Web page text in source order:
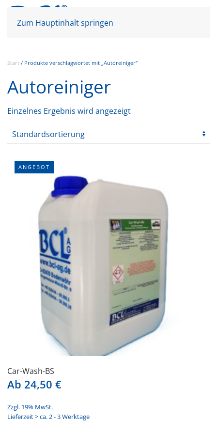
Zum Hauptinhalt springen
Start / Produkte verschlagwortet mit „Autoreiniger“
Autoreiniger
Einzelnes Ergebnis wird angezeigt
ANGEBOT
Car-Wash-BS
Ab 24,50 €
Zzgl. 19% MwSt.
Lieferzeit > ca. 2 - 3 Werktage